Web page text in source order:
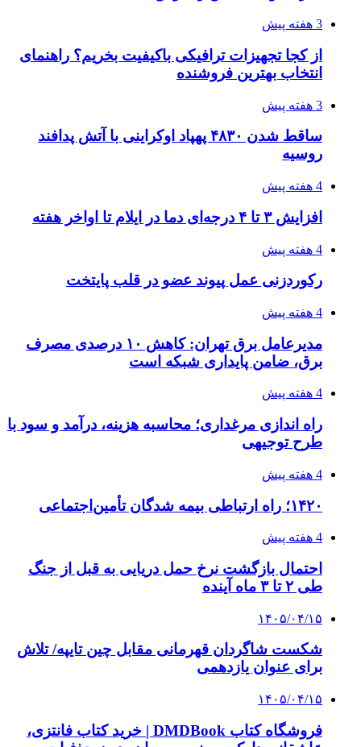
۱۴۰۵/۰۴/۱۵
شکست شاگردان قهرمانی مقابل چین تایپه/ تلاش
برای عنوان یازدهمی
فروشگاه کتاب DMDBook | خرید کتاب فانتزی،
عاشقانه، دارک رومنس و رمان بدون حذفیات
۱۴۰۵/۰۴/۱۴
راهنمای جامع خرید تجهیزات اندازه گیری؛ چطور
دقیق‌ترین ابزارها را آنلاین بخریم؟
۱۴۰۵/۰۴/۱۴
مراسم سوگواری امام شهید در کوهرنگ
۱۴۰۵/۰۴/۱۳
دندانپزشکی تحت بیهوشی در شرق تهران
پیوندها
خرید بهترین قهوه | خرید قهوه | قهوه گرنیکا کافی
صندوق طلا
صندوق طلا
3 هفته پیش
خرید ابزار آلات دستی و صنعتی زیر قیمت بازار؛
چطور ابزار اصل را با بهترین قیمت تهیه کنیم؟
3 هفته پیش
چرا انتخاب تامین‌کننده تجهیزات جوشکاری، کیفیت
پروژه را تعیین می‌کند؟
3 هفته پیش
از کجا تجهیزات ترافیکی باکیفیت بخریم؟ راهنمای
انتخاب بهترین فروشنده